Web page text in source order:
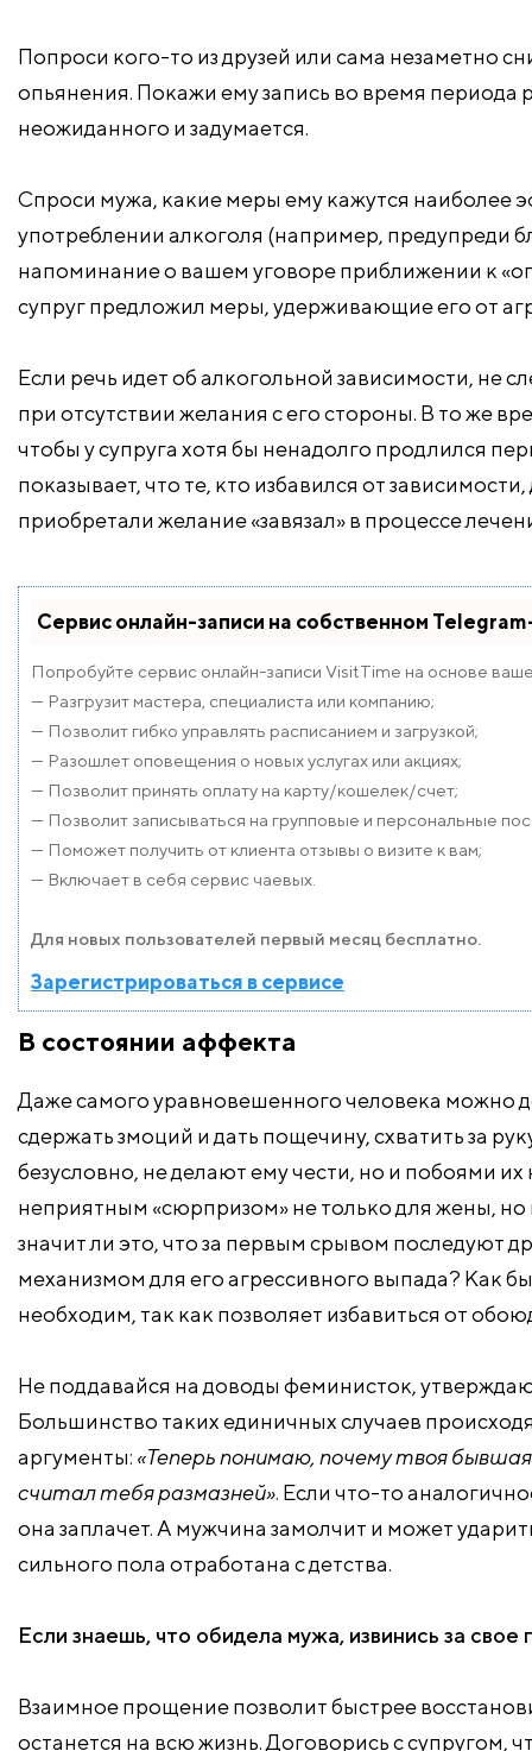
Попроси кого-то из друзей или сама незаметно
опьянения. Покажи ему запись во время периода
неожиданного и задумается.
Спроси мужа, какие меры ему кажутся
употреблении алкоголя (например, предупреди
напоминание о вашем уговоре приближении к
супруг предложил меры, удерживающие его от
Если речь идет об алкогольной зависимости, не
при отсутствии желания с его стороны. В то же
чтобы у супруга хотя бы ненадолго продлился
показывает, что те, кто избавился от
приобретали желание «завязал» в процессе
Сервис онлайн-записи на собственном
Попробуйте сервис онлайн-записи VisitTime на основе
— Разгрузит мастера, специалиста или компанию;
— Позволит гибко управлять расписанием и загрузкой;
— Разошлет оповещения о новых услугах или акциях;
— Позволит принять оплату на карту/кошелек/счет;
— Позволит записываться на групповые и персональные
— Поможет получить от клиента отзывы о визите к вам;
— Включает в себя сервис чаевых.
Для новых пользователей первый месяц бесплатно.
Зарегистрироваться в сервисе
В состоянии аффекта
Даже самого уравновешенного человека можно
сдержать змоций и дать пощечину, схватить за
безусловно, не делают ему чести, но и побоями
неприятным «сюрпризом» не только для жены,
значит ли это, что за первым срывом последуют
механизмом для его агрессивного выпада? Как
необходим, так как позволяет избавиться от
Не поддавайся на доводы феминисток,
Большинство таких единичных случаев
аргументы: «Теперь понимаю, почему твоя
считал тебя размазней». Если что-то
она заплачет. А мужчина замолчит и может
сильного пола отработана с детства.
Если знаешь, что обидела мужа, извинись за свое
Взаимное прощение позволит быстрее
останется на всю жизнь. Договорись с супругом,